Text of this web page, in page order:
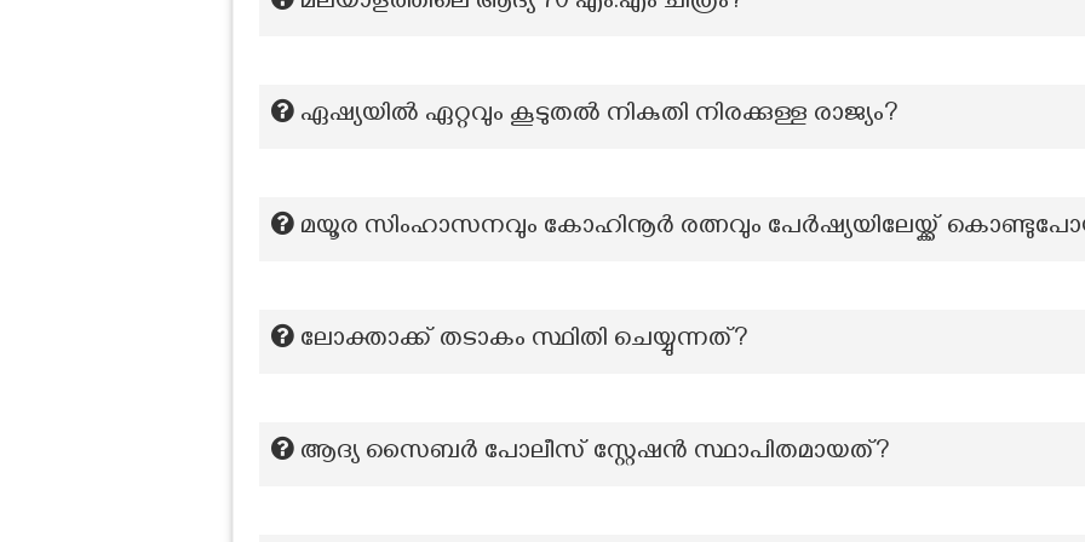
ഏഷ്യയിൽ ഏറ്റവും കൂടുതൽ നികുതി നിരക്കുള്ള രാജ്യം?
മയൂര സിംഹാസനവും കോഹിനൂർ രത്നവും പേർഷ്യയിലേയ്ക്ക്
ലോക്താക്ക് തടാകം സ്ഥിതി ചെയ്യുന്നത്?
ആദ്യ സൈബർ പോലീസ് സ്റ്റേഷൻ സ്ഥാപിതമായത്?